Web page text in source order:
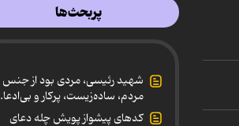
پربحث‌ها
شهید رئیسی، مردی بود از جنس
مردم، ساده‌زیست، پرکار و بی‌ادعا.
کدهای پیشواز پویش چله دعای